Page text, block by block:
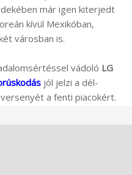
már igen kiterjedt
kívül Mexikóban,
városban is.
vádoló LG
jól jelzi a dél-
a fenti piacokért.